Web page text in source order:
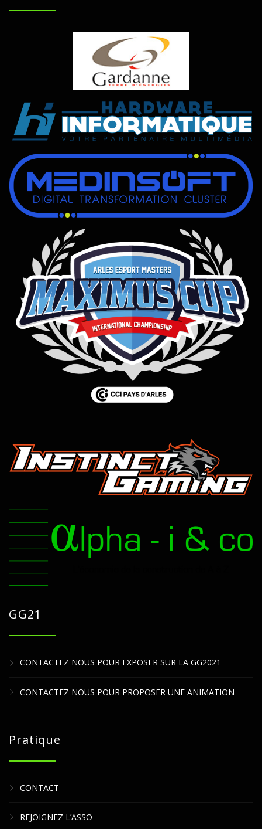
GG21
CONTACTEZ NOUS POUR EXPOSER SUR LA GG2021
CONTACTEZ NOUS POUR PROPOSER UNE ANIMATION
Pratique
CONTACT
REJOIGNEZ L’ASSO